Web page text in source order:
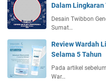
Dalam Lingkaran
Desain Twibbon
Sumat…
Review Wardah
Selama 5 Tahun
Pada artikel
War…